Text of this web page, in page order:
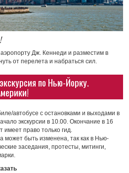
Дж. Кеннеди и разместим в
от перелета и набраться сил.
по Нью-Йорку.
автобусе с остановками и выходами в
экскурсии в 10.00. Окончание в 16
имеет право только гид.
может быть изменена, так как в Нью-
заседания, протесты, митинги,